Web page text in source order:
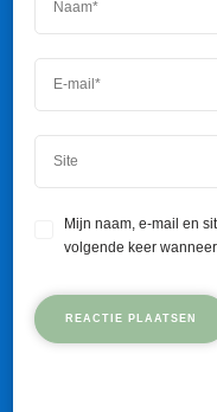
Mijn naam, e-mail en
volgende keer